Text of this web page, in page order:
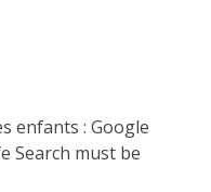
enfants : Google
Search must be